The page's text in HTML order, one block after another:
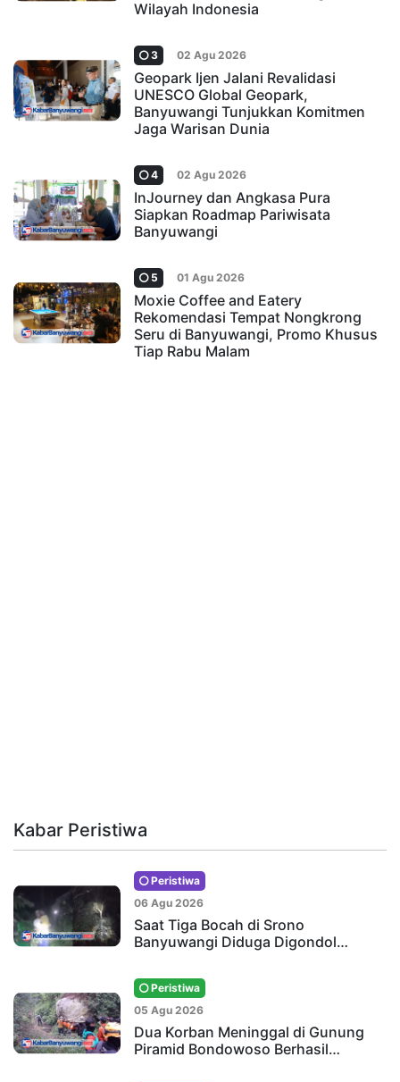
Wilayah Indonesia
3 02 Agu 2026
Geopark Ijen Jalani Revalidasi
UNESCO Global Geopark,
Banyuwangi Tunjukkan Komitmen
Jaga Warisan Dunia
4 02 Agu 2026
InJourney dan Angkasa Pura
Siapkan Roadmap Pariwisata
Banyuwangi
5 01 Agu 2026
Moxie Coffee and Eatery
Rekomendasi Tempat Nongkrong
Seru di Banyuwangi, Promo Khusus
Tiap Rabu Malam
Kabar Peristiwa
Peristiwa
06 Agu 2026
Saat Tiga Bocah di Srono
Banyuwangi Diduga Digondol…
Peristiwa
05 Agu 2026
Dua Korban Meninggal di Gunung
Piramid Bondowoso Berhasil…